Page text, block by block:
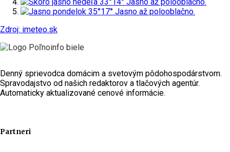
nedeľa 33°14° Jasno až polooblačno.
pondelok 35°17° Jasno až polooblačno.
Zdroj: imeteo.sk
Denný sprievodca domácim a svetovým pôdohospodárstvom.
Spravodajstvo od našich redaktorov a tlačových agentúr.
Automaticky aktualizované cenové informácie.
Partneri